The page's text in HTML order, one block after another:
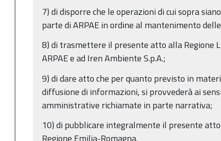
7) di disporre che le operazioni di cui sopra
parte di ARPAE in ordine al mantenimento
8) di trasmettere il presente atto alla Regione
ARPAE e ad Iren Ambiente S.p.A.;
9) di dare atto che per quanto previsto in
diffusione di informazioni, si provvederà ai
amministrative richiamate in parte narrativa;
10) di pubblicare integralmente il presente